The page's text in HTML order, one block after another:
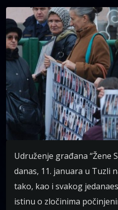
Udruženje građana “Žene
danas, 11. januara u Tuzli
tako, kao i svakog
istinu o zločinima